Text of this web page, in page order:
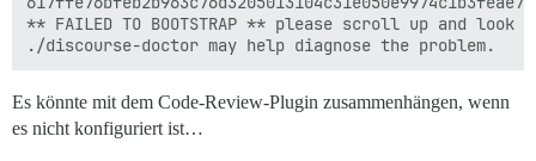
** FAILED TO BOOTSTRAP ** please scroll up and
Es könnte mit dem Code-Review-Plugin zusammenhängen, wenn
es nicht konfiguriert ist…